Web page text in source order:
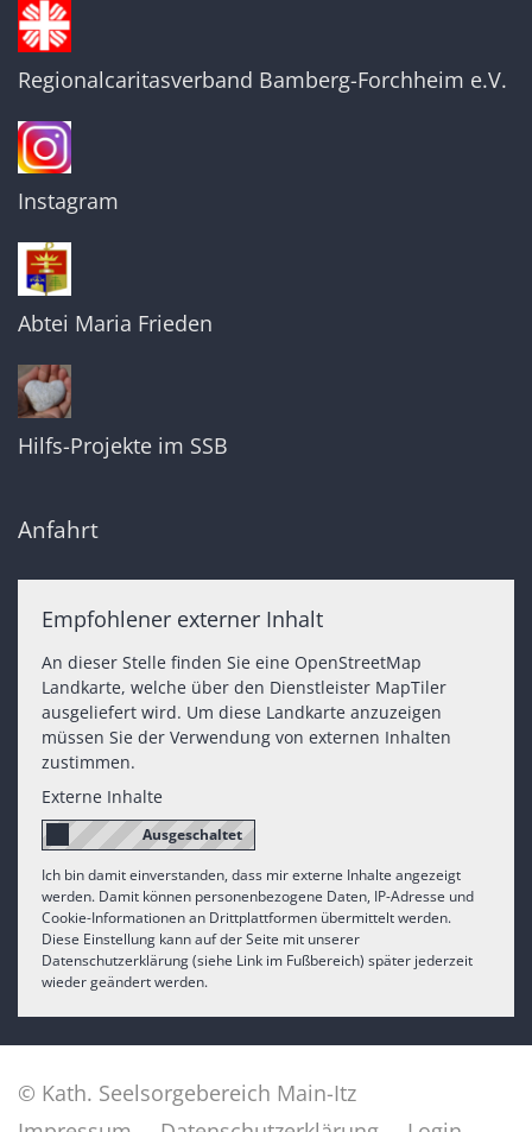
Regionalcaritasverband Bamberg-Forchheim e.V.
Instagram
Abtei Maria Frieden
Hilfs-Projekte im SSB
Anfahrt
Empfohlener externer Inhalt
An dieser Stelle finden Sie eine OpenStreetMap
Landkarte, welche über den Dienstleister MapTiler
ausgeliefert wird. Um diese Landkarte anzuzeigen
müssen Sie der Verwendung von externen Inhalten
zustimmen.
Externe Inhalte
Ich bin damit einverstanden, dass mir externe Inhalte angezeigt
werden. Damit können personenbezogene Daten, IP-Adresse und
Cookie-Informationen an Drittplattformen übermittelt werden.
Diese Einstellung kann auf der Seite mit unserer
Datenschutzerklärung (siehe Link im Fußbereich) später jederzeit
wieder geändert werden.
© Kath. Seelsorgebereich Main-Itz